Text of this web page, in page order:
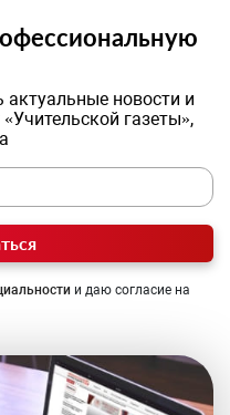
новости и
газеты»,
и даю согласие на